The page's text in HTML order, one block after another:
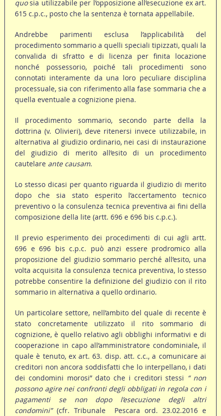
quosia utilizzabile per l’opposizione all’esecuzione ex art.
615 c.p.c., posto che la sentenza è tornata appellabile.
Andrebbe parimenti esclusa l’applicabilità del
procedimento sommario a quelli speciali tipizzati, quali la
convalida di sfratto e di licenza per finita locazione
nonché possessorio, poiché tali procedimenti sono
connotati interamente da una loro peculiare disciplina
processuale, sia con riferimento alla fase sommaria che a
quella eventuale a cognizione piena.
Il procedimento sommario, secondo parte della la
dottrina (v. Olivieri), deve ritenersi invece utilizzabile, in
alternativa al giudizio ordinario, nei casi di instaurazione
del giudizio di merito all’esito di un procedimento
cautelare ante causam.
Lo stesso dicasi per quanto riguarda il giudizio di merito
dopo che sia stato esperito l’accertamento tecnico
preventivo o la consulenza tecnica preventiva ai fini della
composizione della lite (artt. 696 e 696 bis c.p.c.).
Il previo esperimento dei procedimenti di cui agli artt.
696 e 696 bis c.p.c. può anzi essere prodromico alla
proposizione del giudizio sommario perché all’esito, una
volta acquisita la consulenza tecnica preventiva, lo stesso
potrebbe consentire la definizione del giudizio con il rito
sommario in alternativa a quello ordinario.
Un particolare settore, nell’ambito del quale di recente è
stato concretamente utilizzato il rito sommario di
cognizione, è quello relativo agli obblighi informativi e di
cooperazione in capo all’amministratore condominiale, il
quale è tenuto, ex art. 63. disp. att. c.c., a comunicare ai
creditori non ancora soddisfatti che lo interpellano, i dati
dei condomini morosi” dato che i creditori stessi “ non
possono agire nei confronti degli obbligati in regola con i
pagamenti se non dopo l’esecuzione degli altri
condomini”(cfr. Tribunale Pescara ord. 23.02.2016 e